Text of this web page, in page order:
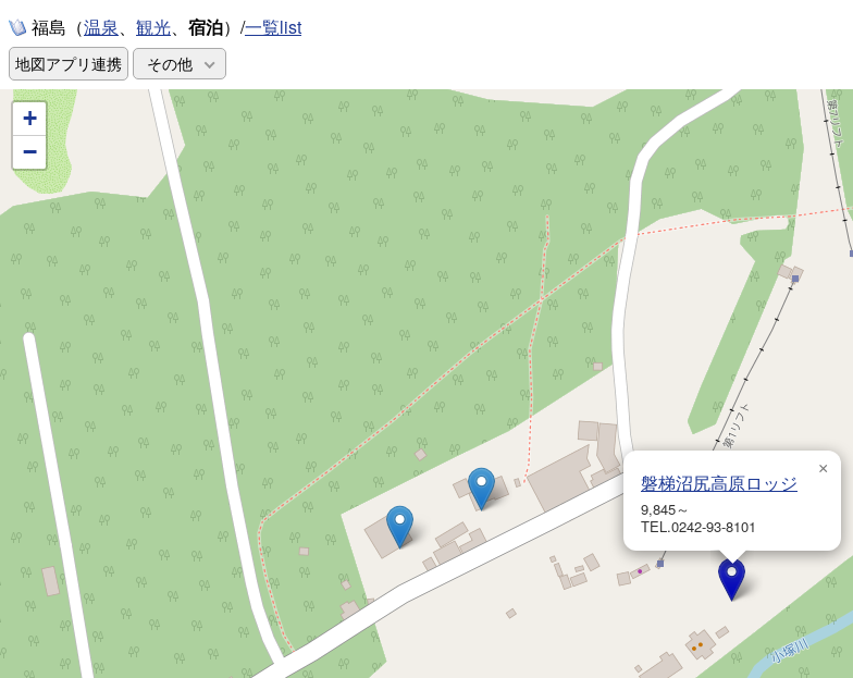
福島（温泉 、 観光、 宿泊）/一覧list
地図アプリ連携 その他
磐梯沼尻高原ロッジ
9,845～
TEL.0242-93-8101
×
+
−